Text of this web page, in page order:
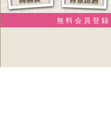
無 料 会 員